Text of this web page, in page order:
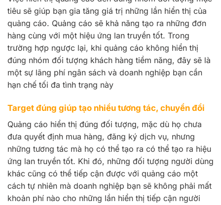
tiêu sẽ giúp bạn gia tăng giá trị những lần hiển thị của
quảng cáo. Quảng cáo sẽ khả năng tạo ra những đơn
hàng cùng với một hiệu ứng lan truyền tốt. Trong
trường hợp ngược lại, khi quảng cáo không hiển thị
đúng nhóm đối tượng khách hàng tiềm năng, đây sẽ là
một sự lãng phí ngân sách và doanh nghiệp bạn cần
hạn chế tối đa tình trạng này
Target đúng giúp tạo nhiều tương tác, chuyển đổi
Quảng cáo hiển thị đúng đối tượng, mặc dù họ chưa
đưa quyết định mua hàng, đăng ký dịch vụ, nhưng
những tương tác mà họ có thể tạo ra có thể tạo ra hiệu
ứng lan truyền tốt. Khi đó, những đối tượng người dùng
khác cũng có thể tiếp cận được với quảng cáo một
cách tự nhiên mà doanh nghiệp bạn sẽ không phải mất
khoản phí nào cho những lần hiển thị tiếp cận người